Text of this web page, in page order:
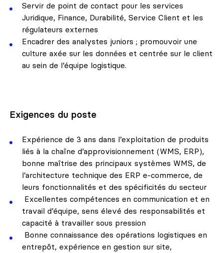
Servir de point de contact pour les services
Juridique, Finance, Durabilité, Service Client et les
régulateurs externes
Encadrer des analystes juniors ; promouvoir une
culture axée sur les données et centrée sur le client
au sein de l’équipe logistique.
Exigences du poste
Expérience de 3 ans dans l’exploitation de produits
liés à la chaîne d’approvisionnement (WMS, ERP),
bonne maîtrise des principaux systèmes WMS, de
l’architecture technique des ERP e-commerce, de
leurs fonctionnalités et des spécificités du secteur
Excellentes compétences en communication et en
travail d’équipe, sens élevé des responsabilités et
capacité à travailler sous pression
Bonne connaissance des opérations logistiques en
entrepôt, expérience en gestion sur site,